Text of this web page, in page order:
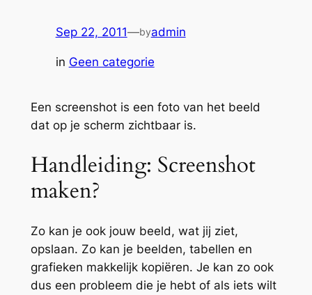
Sep 22, 2011—byadmin
in Geen categorie
Een screenshot is een foto van het beeld
dat op je scherm zichtbaar is.
Handleiding: Screenshot
maken?
Zo kan je ook jouw beeld, wat jij ziet,
opslaan. Zo kan je beelden, tabellen en
grafieken makkelijk kopiëren. Je kan zo ook
dus een probleem die je hebt of als iets wilt